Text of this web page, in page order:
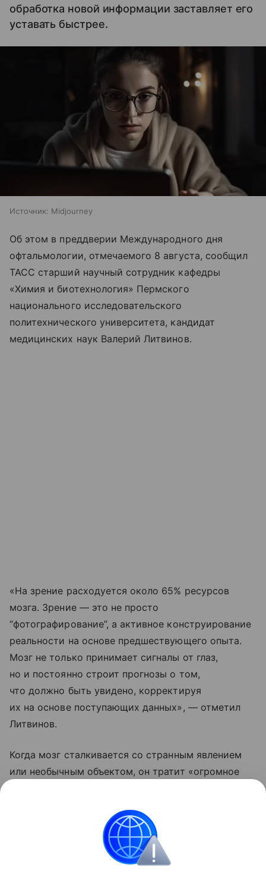
обработка новой информации заставляет его
уставать быстрее.
Источник: Midjourney
Об этом в преддверии Международного дня
офтальмологии, отмечаемого 8 августа, сообщил
ТАСС старший научный сотрудник кафедры
«Химия и биотехнология» Пермского
национального исследовательского
политехнического университета, кандидат
медицинских наук Валерий Литвинов.
«На зрение расходуется около 65% ресурсов
мозга. Зрение — это не просто
“фотографирование”, а активное конструирование
реальности на основе предшествующего опыта.
Мозг не только принимает сигналы от глаз,
но и постоянно строит прогнозы о том,
что должно быть увидено, корректируя
их на основе поступающих данных», — отметил
Литвинов.
Когда мозг сталкивается со странным явлением
или необычным объектом, он тратит «огромное